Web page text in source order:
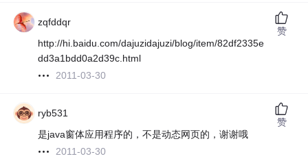
zqfddqr
http://hi.baidu.com/dajuzidajuzi/blog/item/82df2335e
dd3a1bdd0a2d39c.html
2011-03-30
赞
ryb531
是java窗体应用程序的，不是动态网页的，谢谢哦
2011-03-30
赞